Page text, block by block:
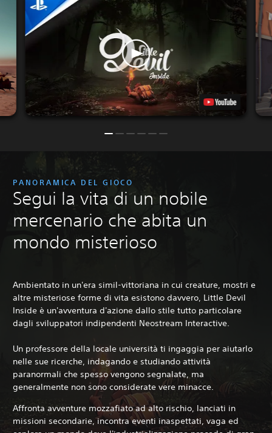
PANORAMICA DEL GIOCO
Segui la vita di un nobile
mercenario che abita un
mondo misterioso
Ambientato in un'era simil-vittoriana in cui creature, mostri e
altre misteriose forme di vita esistono davvero, Little Devil
Inside è un'avventura d'azione dallo stile tutto particolare
dagli sviluppatori indipendenti Neostream Interactive.
Un professore della locale università ti ingaggia per aiutarlo
nelle sue ricerche, indagando e studiando attività
paranormali che spesso vengono segnalate, ma
generalmente non sono considerate vere minacce.
Affronta avventure mozzafiato ad alto rischio, lanciati in
missioni secondarie, incontra eventi inaspettati, vaga ed